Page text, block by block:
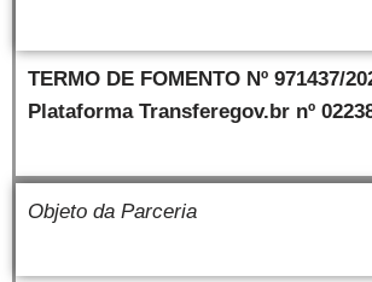
TERMO DE FOMENTO Nº 971437/
Plataforma Transferegov.br nº
Objeto da Parceria